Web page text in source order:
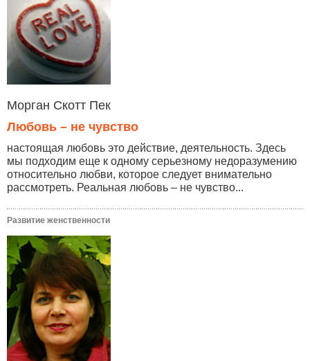
Морган Скотт Пек
Любовь – не чувство
настоящая любовь это действие, деятельность. Здесь
мы подходим еще к одному серьезному недоразумению
относительно любви, которое следует внимательно
рассмотреть. Реальная любовь – не чувство...
Развитие женственности